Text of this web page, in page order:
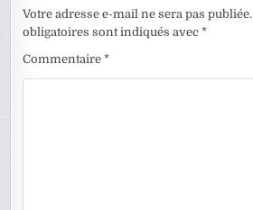
Votre adresse e-mail ne sera pas publiée.
obligatoires sont indiqués avec*
Commentaire*